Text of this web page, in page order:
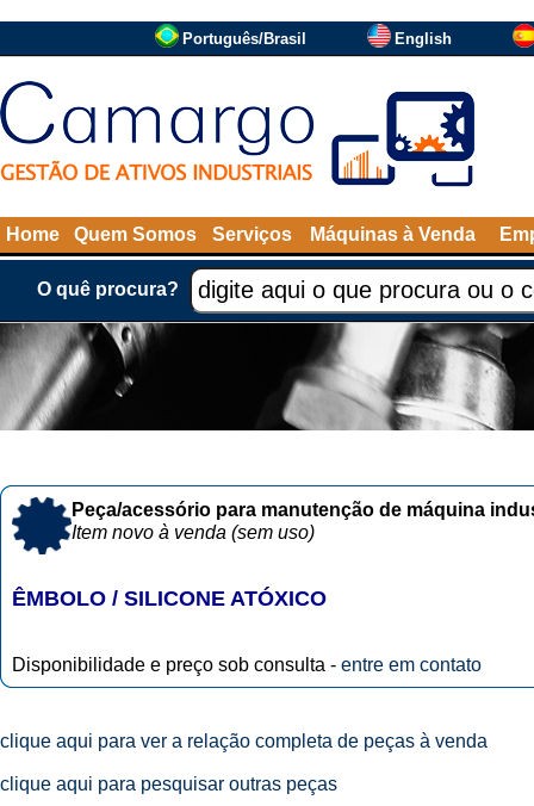
Português/Brasil English
Home Quem Somos Serviços Máquinas à Venda
O quê procura?
Peça/acessório para manutenção de máquina
Item novo à venda (sem uso)
ÊMBOLO / SILICONE ATÓXICO
Disponibilidade e preço sob consulta - entre em contato
clique aqui para ver a relação completa de peças à venda
clique aqui para pesquisar outras peças